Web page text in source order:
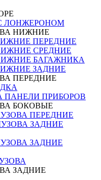
С ЛОНЖЕРОНОМ
НИЖНИЕ
ПЕРЕДНИЕ
СРЕДНИЕ
БАГАЖНИКА
ЗАДНИЕ
ПЕРЕДНИЕ
ПАНЕЛИ ПРИБОРОВ
БОКОВЫЕ
ПЕРЕДНИЕ
ЗАДНИЕ
ЗАДНИЕ
ЗАДНИЕ